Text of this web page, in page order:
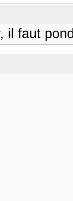
il faut